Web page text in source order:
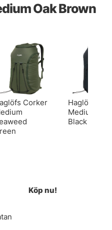
Oak Brown
Corker
Haglöfs
Medium
Black
Köp nu!